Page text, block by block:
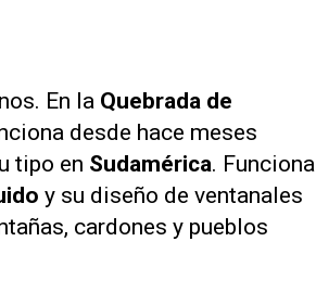
En la Quebrada de
desde hace meses
tipo en Sudamérica. Funciona
y su diseño de ventanales
cardones y pueblos